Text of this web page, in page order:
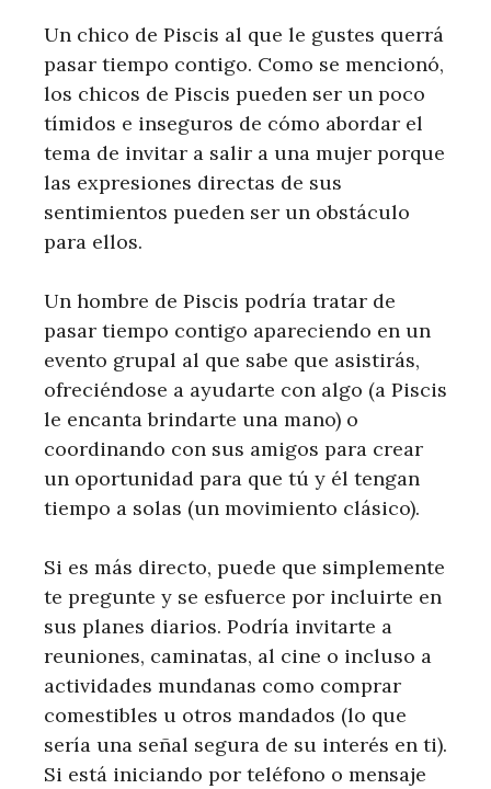
Un chico de Piscis al que le gustes querrá
pasar tiempo contigo. Como se mencionó,
los chicos de Piscis pueden ser un poco
tímidos e inseguros de cómo abordar el
tema de invitar a salir a una mujer porque
las expresiones directas de sus
sentimientos pueden ser un obstáculo
para ellos.
Un hombre de Piscis podría tratar de
pasar tiempo contigo apareciendo en un
evento grupal al que sabe que asistirás,
ofreciéndose a ayudarte con algo (a Piscis
le encanta brindarte una mano) o
coordinando con sus amigos para crear
un oportunidad para que tú y él tengan
tiempo a solas (un movimiento clásico).
Si es más directo, puede que simplemente
te pregunte y se esfuerce por incluirte en
sus planes diarios. Podría invitarte a
reuniones, caminatas, al cine o incluso a
actividades mundanas como comprar
comestibles u otros mandados (lo que
sería una señal segura de su interés en ti).
Si está iniciando por teléfono o mensaje